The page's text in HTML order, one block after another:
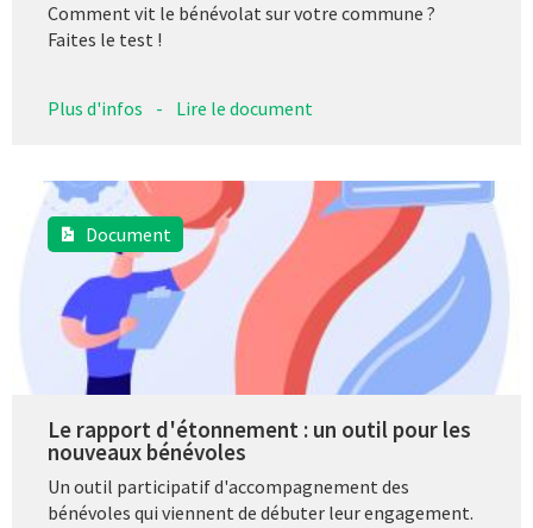
Comment vit le bénévolat sur votre commune ?
Faites le test !
Plus d'infos - Lire le document
Document
Le rapport d'étonnement : un outil pour les
nouveaux bénévoles
Un outil participatif d'accompagnement des
bénévoles qui viennent de débuter leur engagement.